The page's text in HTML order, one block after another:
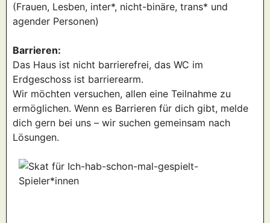
(Frauen, Lesben, inter*, nicht-binäre, trans* und
agender Personen)
Barrieren:
Das Haus ist nicht barrierefrei, das WC im
Erdgeschoss ist barrierearm.
Wir möchten versuchen, allen eine Teilnahme zu
ermöglichen. Wenn es Barrieren für dich gibt, melde
dich gern bei uns – wir suchen gemeinsam nach
Lösungen.